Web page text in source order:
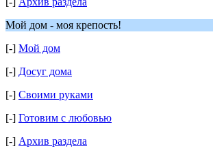
Мой дом - моя крепость!
[-] Мой дом
[-] Досуг дома
[-] Своими руками
[-] Готовим с любовью
[-] Архив раздела